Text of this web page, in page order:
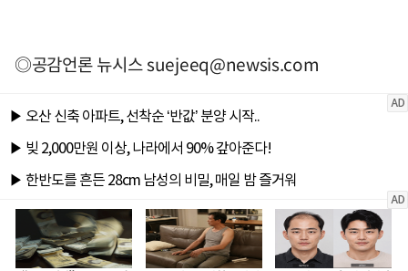
◎공감언론 뉴시스suejeeq@newsis.com